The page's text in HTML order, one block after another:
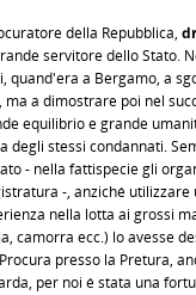
della Repubblica,
servitore dello Stato.
quand'era a Bergamo, a
ma a dimostrare poi nel
equilibrio e grande
degli stessi condannati.
- nella fattispecie gli
-, anziché utilizzare
nella lotta ai grossi
camorra ecc.) lo avesse
presso la Pretura,
per noi é stata una